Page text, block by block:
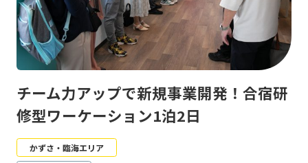
チーム力アップで新規事業開発！合宿研
修型ワーケーション1泊2日
かずさ・臨海エリア